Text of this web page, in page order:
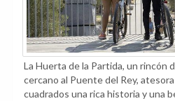
La Huerta de la Partida, un rincón
cercano al Puente del Rey,
cuadrados una rica historia y una